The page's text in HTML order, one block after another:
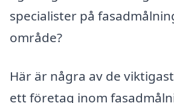
specialister på
område?
Här är några av de
ett företag inom